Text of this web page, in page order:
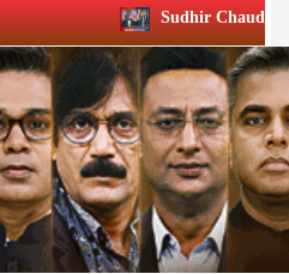
Sudhir Chaudhary wins two big